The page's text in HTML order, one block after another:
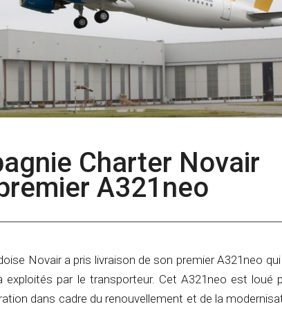
Charter Novair
A321neo
Novair a pris livraison de son premier A321neo qui
exploités par le transporteur. Cet A321neo est loué
dans cadre du renouvellement et de la